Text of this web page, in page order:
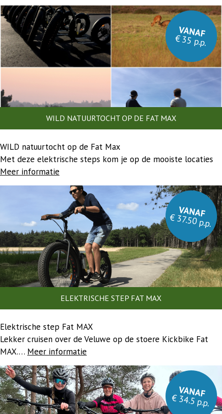
VANAF
€ 35 p.p.
WILD NATUURTOCHT OP DE FAT MAX
WILD natuurtocht op de Fat Max
Met deze elektrische steps kom je op de mooiste locaties
Meer informatie
VANAF
€ 37.50 p.p.
ELEKTRISCHE STEP FAT MAX
Elektrische step Fat MAX
Lekker cruisen over de Veluwe op de stoere Kickbike Fat
MAX.… Meer informatie
VANAF
€ 34.5 p.p.